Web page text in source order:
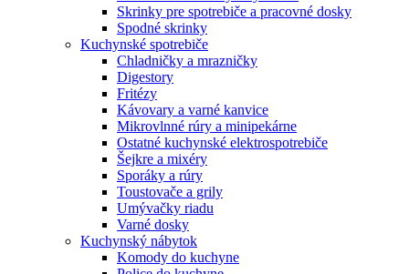
Skrinky pre spotrebiče a pracovné dosky
Spodné skrinky
Kuchynské spotrebiče
Chladničky a mrazničky
Digestory
Fritézy
Kávovary a varné kanvice
Mikrovlnné rúry a minipekárne
Ostatné kuchynské elektrospotrebiče
Šejkre a mixéry
Sporáky a rúry
Toustovače a grily
Umývačky riadu
Varné dosky
Kuchynský nábytok
Komody do kuchyne